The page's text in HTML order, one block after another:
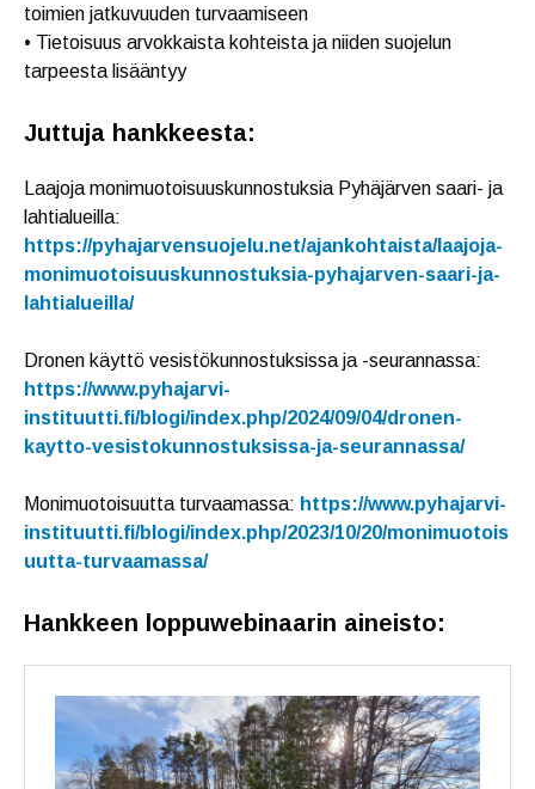
toimien jatkuvuuden turvaamiseen
• Tietoisuus arvokkaista kohteista ja niiden suojelun
tarpeesta lisääntyy
Juttuja hankkeesta:
Laajoja monimuotoisuuskunnostuksia Pyhäjärven saari- ja
lahtialueilla:
https://pyhajarvensuojelu.net/ajankohtaista/laajoja-
monimuotoisuuskunnostuksia-pyhajarven-saari-ja-
lahtialueilla/
Dronen käyttö vesistökunnostuksissa ja -seurannassa:
https://www.pyhajarvi-
instituutti.fi/blogi/index.php/2024/09/04/dronen-
kaytto-vesistokunnostuksissa-ja-seurannassa/
Monimuotoisuutta turvaamassa: https://www.pyhajarvi-
instituutti.fi/blogi/index.php/2023/10/20/monimuotois
uutta-turvaamassa/
Hankkeen loppuwebinaarin aineisto: